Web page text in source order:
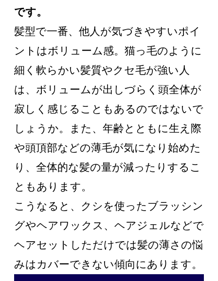
です。
髪型で一番、他人が気づきやすいポイ
ントはボリューム感。猫っ毛のように
細く軟らかい髪質やクセ毛が強い人
は、ボリュームが出しづらく頭全体が
寂しく感じることもあるのではないで
しょうか。また、年齢とともに生え際
や頭頂部などの薄毛が気になり始めた
り、全体的な髪の量が減ったりするこ
ともあります。
こうなると、クシを使ったブラッシン
グやヘアワックス、ヘアジェルなどで
ヘアセットしただけでは髪の薄さの悩
みはカバーできない傾向にあります。